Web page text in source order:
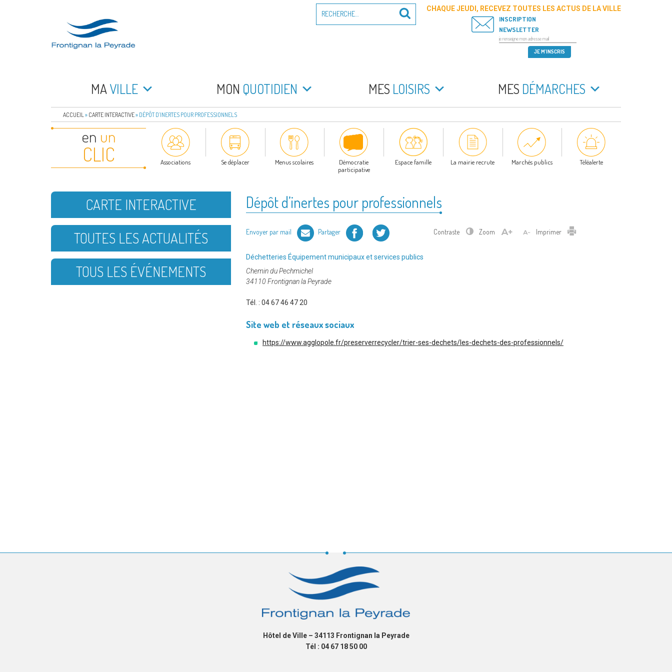
FRONTIGNAN LA PEYRADE
pour
Recherche
CHAQUE JEUDI, RECEVEZ TOUTES LES ACTUS DE LA VILLE
INSCRIPTION
NEWSLETTER
MAVILLE MON QUOTIDIEN MES LOISIRS MES DÉMARCHES
ACCUEIL » CARTE INTERACTIVE» DÉPÔT D’INERTES POUR PROFESSIONNELS
en un
CLIC Associations Se déplacer Menus scolaires
Démocratie
participative
Espace famille La mairie recrute Marchés publics Téléalerte
Dépôt d’inertes pour professionnels
Envoyer par mail Partager Facebook Twitter Contraste Zoom Imprimer Imprimer
Catégorie
Déchetteries Équipement municipaux et services publics
Chemin du Pechmichel
34110 Frontignan la Peyrade
Tél. : 04 67 46 47 20
Site web et réseaux sociaux
https://www.agglopole.fr/preserverrecycler/trier-ses-dechets/les-dechets-des-professionnels/
CARTE INTERACTIVE
TOUTES LES ACTUALITÉS
TOUS LES ÉVÉNEMENTS
Hôtel de Ville – 34113 Frontignan la Peyrade
Tél : 04 67 18 50 00